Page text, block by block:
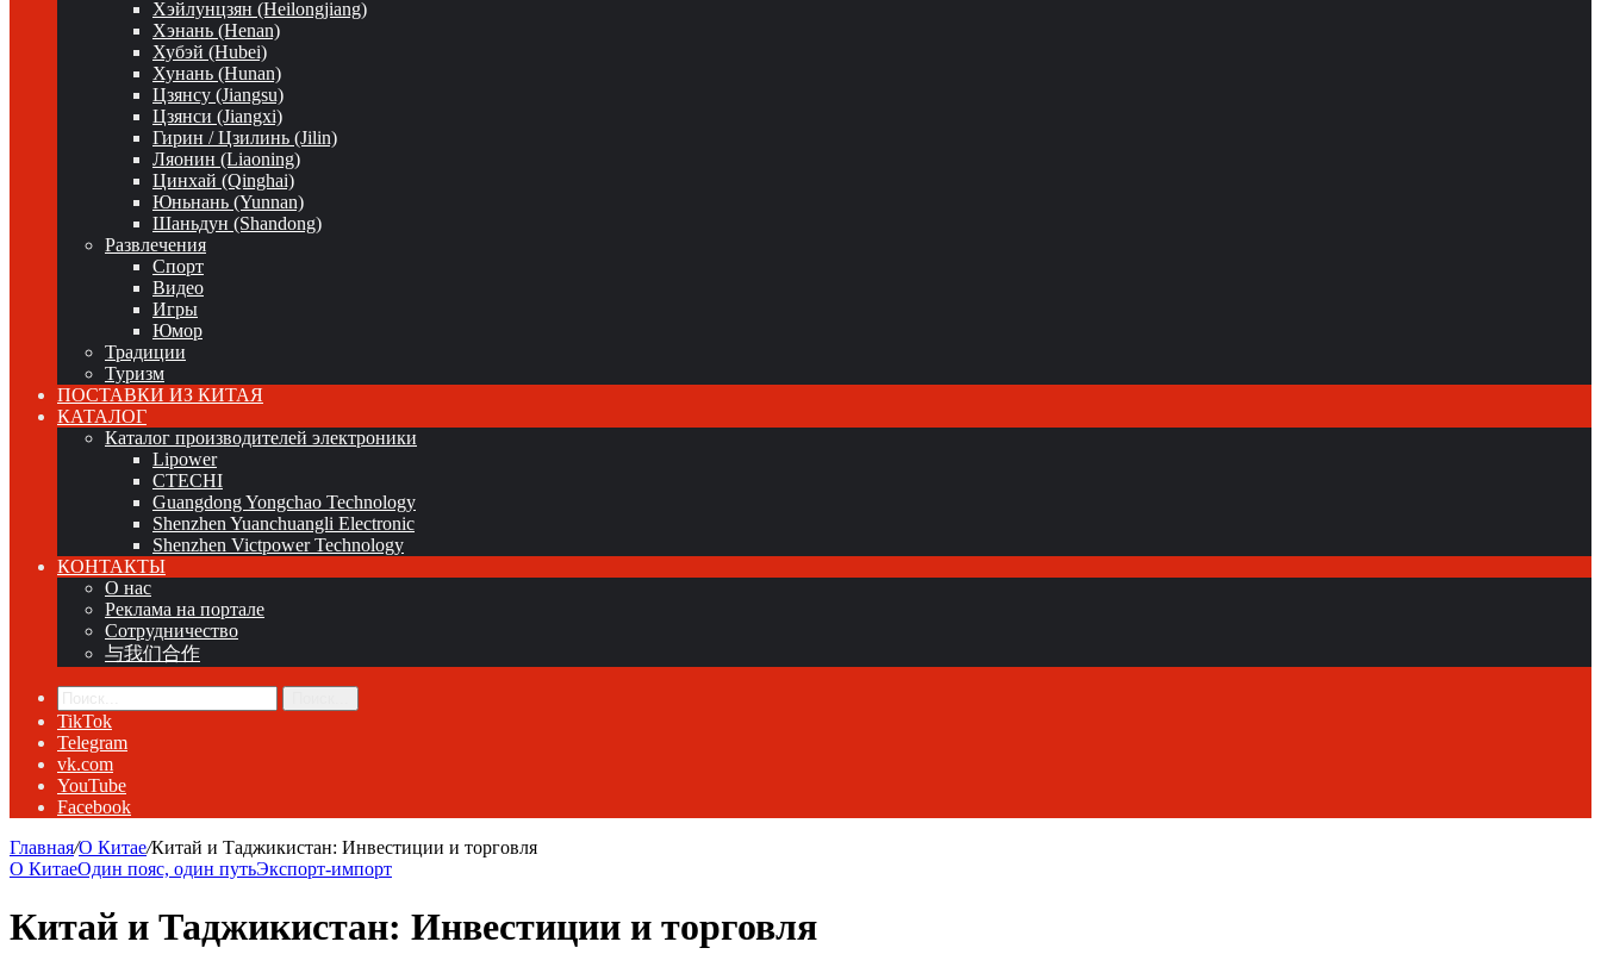
Хэйлунцзян (Heilongjiang)
Хэнань (Henan)
Хубэй (Hubei)
Хунань (Hunan)
Цзянсу (Jiangsu)
Цзянси (Jiangxi)
Гирин / Цзилинь (Jilin)
Ляонин (Liaoning)
Цинхай (Qinghai)
Юньнань (Yunnan)
Шаньдун (Shandong)
Развлечения
Спорт
Видео
Игры
Юмор
Традиции
Туризм
ПОСТАВКИ ИЗ КИТАЯ
КАТАЛОГ
Каталог производителей электроники
Lipower
CTECHI
Guangdong Yongchao Technology
Shenzhen Yuanchuangli Electronic
Shenzhen Victpower Technology
КОНТАКТЫ
О нас
Реклама на портале
Сотрудничество
与我们合作
TikTok
Telegram
vk.com
YouTube
Facebook
Главная/О Китае/Китай и Таджикистан: Инвестиции и торговля
О КитаеОдин пояс, один путьЭкспорт-импорт
Китай и Таджикистан: Инвестиции и торговля